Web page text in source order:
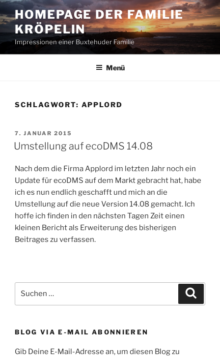
Zum
Inhalt
springen
HOMEPAGE DER FAMILIE
KRÖPELIN
Impressionen einer Buxtehuder Familie
Menü
SCHLAGWORT: APPLORD
VERÖFFENTLICHT
AM
7. JANUAR 2015
Umstellung auf ecoDMS 14.08
Nach dem die Firma Applord im letzten Jahr noch ein
Update für ecoDMS auf dem Markt gebracht hat, habe
ich es nun endlich geschafft und mich an die
Umstellung auf die neue Version 14.08 gemacht. Ich
hoffe ich finden in den nächsten Tagen Zeit einen
kleinen Bericht als Erweiterung des bisherigen
Beitrages zu verfassen.
nach:
BLOG VIA E-MAIL ABONNIEREN
Gib Deine E-Mail-Adresse an, um diesen Blog zu